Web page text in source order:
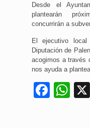
Desde el
plantearán
concurrirán a
El ejecutivo
Diputación de
acogimos a través
nos ayuda a